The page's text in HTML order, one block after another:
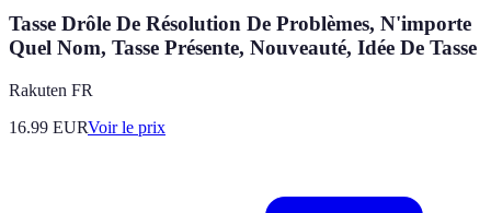
Tasse Drôle De Résolution De Problèmes, N'importe
Quel Nom, Tasse Présente, Nouveauté, Idée De Tasse
Rakuten FR
16.99 EURVoir le prix